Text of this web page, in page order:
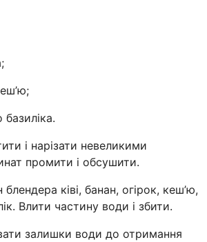
базиліка.
і нарізати невеликими
промити і обсушити.
ківі, банан, огірок, кеш’ю,
Влити частину води і збити.
залишки води до отримання